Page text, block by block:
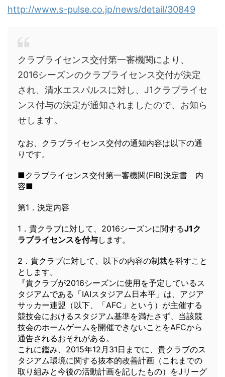
http://www.s-pulse.co.jp/news/detail/30849
クラブライセンス交付第一審機関により、
2016シーズンのクラブライセンス交付が決定
され、清水エスパルスに対し、J1クラブライセ
ンス付与の決定が通知されましたので、お知ら
せします。
なお、クラブライセンス交付の通知内容は以下の通
りです。
■クラブライセンス交付第一審機関(FIB)決定書 内
容■
第1．決定内容
1．貴クラブに対して、2016シーズンに関するJ1ク
ラブライセンスを付与します。
2．貴クラブに対して、以下の内容の制裁を科すこと
とします。
『貴クラブが2016シーズンに使用を予定しているス
タジアムである「IAIスタジアム日本平」は、アジア
サッカー連盟（以下、「AFC」という）が主催する
競技会におけるスタジアム基準を満たさず、当該競
技会のホームゲームを開催できないことをAFCから
通告されるおそれがある。
これに鑑み、2015年12月31日までに、貴クラブのス
タジアム環境に関する抜本的改善計画（これまでの
取り組みと今後の活動計画を記したもの）をJリーグ